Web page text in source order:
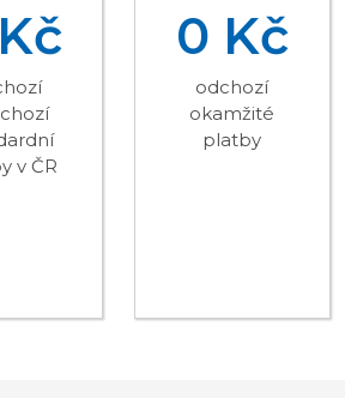
v ČR
0 Kč
odchozí
okamžité
platby